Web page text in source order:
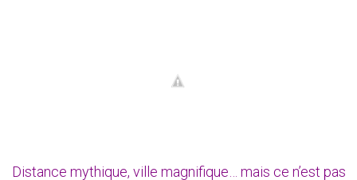
Distance mythique, ville magnifique… mais ce n’est pas